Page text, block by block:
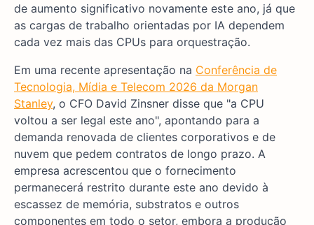
de aumento significativo novamente este ano, já que
as cargas de trabalho orientadas por IA dependem
cada vez mais das CPUs para orquestração.
Em uma recente apresentação na Conferência de
Tecnologia, Mídia e Telecom 2026 da Morgan
Stanley, o CFO David Zinsner disse que "a CPU
voltou a ser legal este ano", apontando para a
demanda renovada de clientes corporativos e de
nuvem que pedem contratos de longo prazo. A
empresa acrescentou que o fornecimento
permanecerá restrito durante este ano devido à
escassez de memória, substratos e outros
componentes em todo o setor, embora a produção